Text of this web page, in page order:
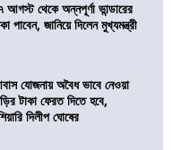
আগস্ট থেকে অন্নপূর্ণা ভান্ডারের
পাবেন, জানিয়ে দিলেন মুখ্যমন্ত্রী
যোজনায় অবৈধ ভাবে নেওয়া
টাকা ফেরত দিতে হবে,
দিলীপ ঘোষের